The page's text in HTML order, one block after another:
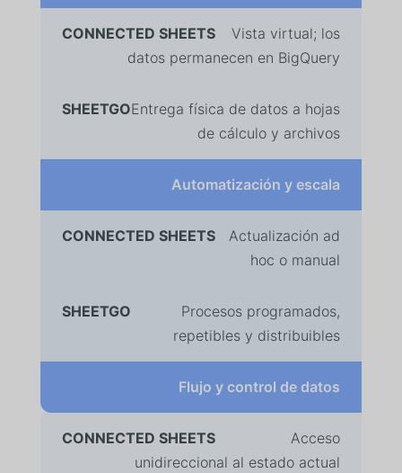
Vista virtual; los
datos permanecen en BigQuery
Entrega física de datos a hojas
de cálculo y archivos
Automatización y escala
Actualización ad
hoc o manual
Procesos programados,
repetibles y distribuibles
Flujo y control de datos
Acceso
unidireccional al estado actual